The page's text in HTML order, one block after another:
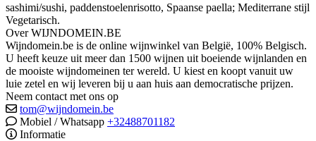
sashimi/sushi, paddenstoelenrisotto, Spaanse paella; Mediterrane stijl
Vegetarisch.
Over WIJNDOMEIN.BE
Wijndomein.be is de online wijnwinkel van België, 100% Belgisch.
U heeft keuze uit meer dan 1500 wijnen uit boeiende wijnlanden en
de mooiste wijndomeinen ter wereld. U kiest en koopt vanuit uw
luie zetel en wij leveren bij u aan huis aan democratische prijzen.
Neem contact met ons op
tom@wijndomein.be
Mobiel / Whatsapp +32488701182
Informatie